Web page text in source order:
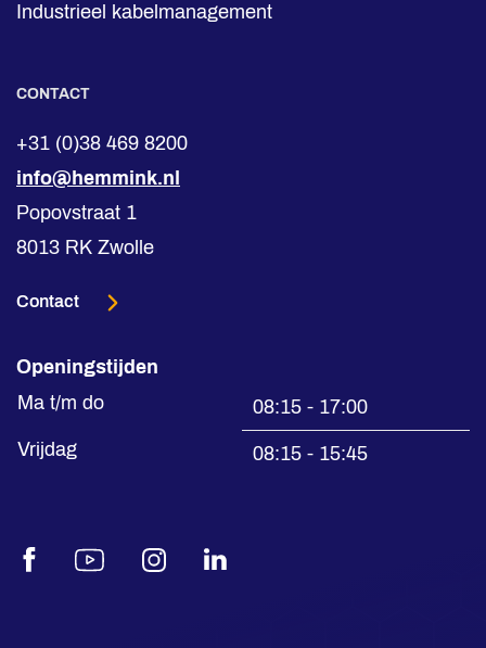
Industrieel kabelmanagement
CONTACT
+31 (0)38 469 8200
info@hemmink.nl
Popovstraat 1
8013 RK Zwolle
Contact
Openingstijden
Ma t/m do
08:15 - 17:00
Vrijdag
08:15 - 15:45
FacebookYoutubeInstagramLinkedIn